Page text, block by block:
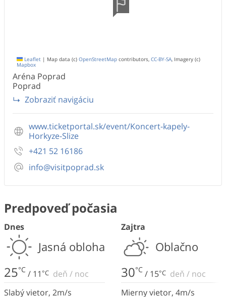
Leaflet | Map data (c) OpenStreetMap contributors, CC-BY-SA , Imagery (c)
Mapbox
Aréna Poprad
Poprad
Zobraziť navigáciu
www.ticketportal.sk/event/Koncert-kapely-
Horkyze-Slize
+421 52 16186
info@visitpoprad.sk
Predpoveď počasia
Dnes
Jasná obloha
25°C / 11°C deň / noc
Slabý vietor, 2m/s
Zajtra
Oblačno
30°C / 15°C deň / noc
Mierny vietor, 4m/s